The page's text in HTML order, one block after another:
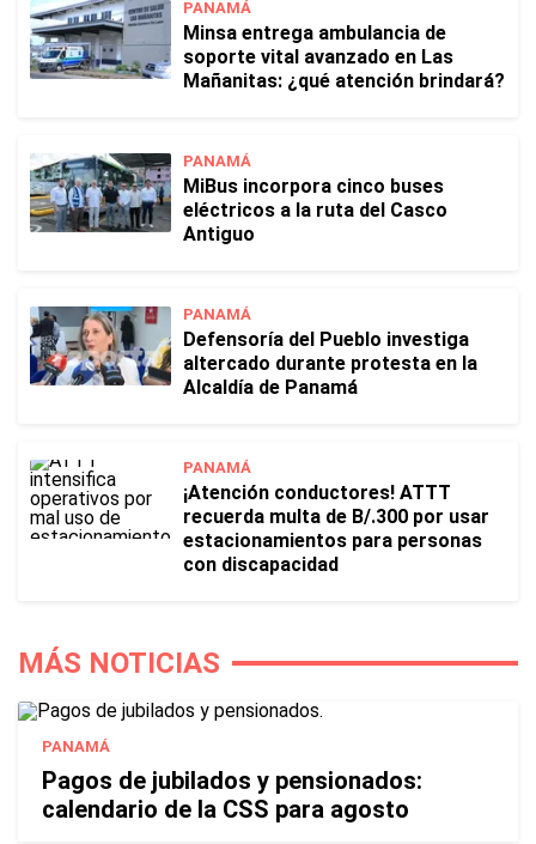
PANAMÁ
Minsa entrega ambulancia de
soporte vital avanzado en Las
Mañanitas: ¿qué atención brindará?
PANAMÁ
MiBus incorpora cinco buses
eléctricos a la ruta del Casco
Antiguo
PANAMÁ
Defensoría del Pueblo investiga
altercado durante protesta en la
Alcaldía de Panamá
PANAMÁ
¡Atención conductores! ATTT
recuerda multa de B/.300 por usar
estacionamientos para personas
con discapacidad
MÁS NOTICIAS
PANAMÁ
Pagos de jubilados y pensionados:
calendario de la CSS para agosto